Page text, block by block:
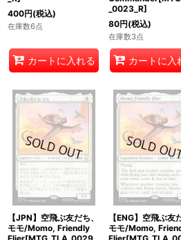
400円(税込)
在庫数6点
カートに入れる
_0023_R]
80円(税込)
在庫数3点
カートに入
【JPN】空飛ぶ友だち、
モモ/Momo, Friendly
【ENG】空飛ぶ友
モモ/Momo,